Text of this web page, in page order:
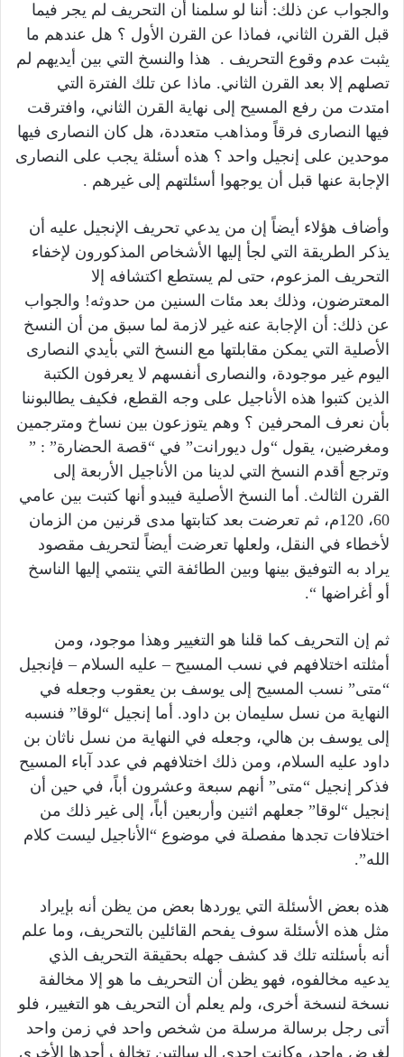
والجواب عن ذلك: أننا لو سلمنا أن التحريف لم يجر فيما
قبل القرن الثاني، فماذا عن القرن الأول ؟ هل عندهم ما
يثبت عدم وقوع التحريف . هذا والنسخ التي بين أيديهم لم
تصلهم إلا بعد القرن الثاني. ماذا عن تلك الفترة التي
امتدت من رفع المسيح إلى نهاية القرن الثاني، وافترقت
فيها النصارى فرقاً ومذاهب متعددة، هل كان النصارى فيها
موحدين على إنجيل واحد ؟ هذه أسئلة يجب على النصارى
الإجابة عنها قبل أن يوجهوا أسئلتهم إلى غيرهم .
وأضاف هؤلاء أيضاً إن من يدعي تحريف الإنجيل عليه أن
يذكر الطريقة التي لجأ إليها الأشخاص المذكورون لإخفاء
التحريف المزعوم، حتى لم يستطع اكتشافه إلا
المعترضون، وذلك بعد مئات السنين من حدوثه! والجواب
عن ذلك: أن الإجابة عنه غير لازمة لما سبق من أن النسخ
الأصلية التي يمكن مقابلتها مع النسخ التي بأيدي النصارى
اليوم غير موجودة، والنصارى أنفسهم لا يعرفون الكتبة
الذين كتبوا هذه الأناجيل على وجه القطع، فكيف يطالبوننا
بأن نعرف المحرفين ؟ وهم يتوزعون بين نساخ ومترجمين
ومغرضين، يقول “ول ديورانت” في “قصة الحضارة” : ”
وترجع أقدم النسخ التي لدينا من الأناجيل الأربعة إلى
القرن الثالث. أما النسخ الأصلية فيبدو أنها كتبت بين عامي
60، 120م، ثم تعرضت بعد كتابتها مدى قرنين من الزمان
لأخطاء في النقل، ولعلها تعرضت أيضاً لتحريف مقصود
يراد به التوفيق بينها وبين الطائفة التي ينتمي إليها الناسخ
أو أغراضها “.
ثم إن التحريف كما قلنا هو التغيير وهذا موجود، ومن
أمثلته اختلافهم في نسب المسيح – عليه السلام – فإنجيل
“متى” نسب المسيح إلى يوسف بن يعقوب وجعله في
النهاية من نسل سليمان بن داود. أما إنجيل “لوقا” فنسبه
إلى يوسف بن هالي، وجعله في النهاية من نسل ناثان بن
داود عليه السلام، ومن ذلك اختلافهم في عدد آباء المسيح
فذكر إنجيل “متى” أنهم سبعة وعشرون أباً، في حين أن
إنجيل “لوقا” جعلهم اثنين وأربعين أباً، إلى غير ذلك من
اختلافات تجدها مفصلة في موضوع “الأناجيل ليست كلام
الله”.
هذه بعض الأسئلة التي يوردها بعض من يظن أنه بإيراد
مثل هذه الأسئلة سوف يفحم القائلين بالتحريف، وما علم
أنه بأسئلته تلك قد كشف جهله بحقيقة التحريف الذي
يدعيه مخالفوه، فهو يظن أن التحريف ما هو إلا مخالفة
نسخة لنسخة أخرى، ولم يعلم أن التحريف هو التغيير، فلو
أتى رجل برسالة مرسلة من شخص واحد في زمن واحد
لغرض واحد، وكانت إحدى الرسالتين تخالف أحدها الأخرى